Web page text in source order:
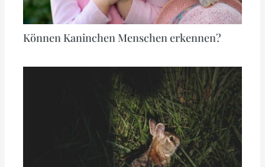
Können Kaninchen Menschen erkennen?